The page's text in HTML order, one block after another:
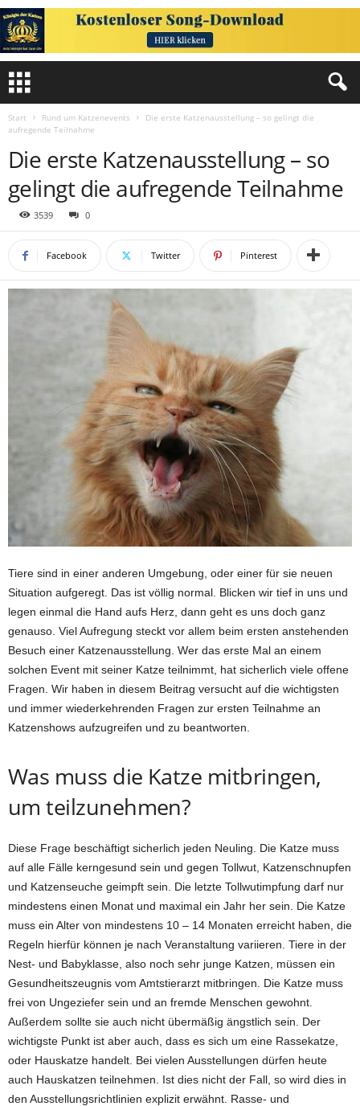
Start Rund um Katzenevents
Die erste Katzenausstellung – so gelingt die
aufregende Teilnahme
Die erste Katzenausstellung – so
gelingt die aufregende Teilnahme
3539 0
Facebook Twitter Pinterest
Tiere sind in einer anderen Umgebung, oder einer für sie neuen
Situation aufgeregt. Das ist völlig normal. Blicken wir tief in uns und
legen einmal die Hand aufs Herz, dann geht es uns doch ganz
genauso. Viel Aufregung steckt vor allem beim ersten anstehenden
Besuch einer Katzenausstellung. Wer das erste Mal an einem
solchen Event mit seiner Katze teilnimmt, hat sicherlich viele offene
Fragen. Wir haben in diesem Beitrag versucht auf die wichtigsten
und immer wiederkehrenden Fragen zur ersten Teilnahme an
Katzenshows aufzugreifen und zu beantworten.
Was muss die Katze mitbringen,
um teilzunehmen?
Diese Frage beschäftigt sicherlich jeden Neuling. Die Katze muss
auf alle Fälle kerngesund sein und gegen Tollwut, Katzenschnupfen
und Katzenseuche geimpft sein. Die letzte Tollwutimpfung darf nur
mindestens einen Monat und maximal ein Jahr her sein. Die Katze
muss ein Alter von mindestens 10 – 14 Monaten erreicht haben, die
Regeln hierfür können je nach Veranstaltung variieren. Tiere in der
Nest- und Babyklasse, also noch sehr junge Katzen, müssen ein
Gesundheitszeugnis vom Amtstierarzt mitbringen. Die Katze muss
frei von Ungeziefer sein und an fremde Menschen gewohnt.
Außerdem sollte sie auch nicht übermäßig ängstlich sein. Der
wichtigste Punkt ist aber auch, dass es sich um eine Rassekatze,
oder Hauskatze handelt. Bei vielen Ausstellungen dürfen heute
auch Hauskatzen teilnehmen. Ist dies nicht der Fall, so wird dies in
den Ausstellungsrichtlinien explizit erwähnt. Rasse- und